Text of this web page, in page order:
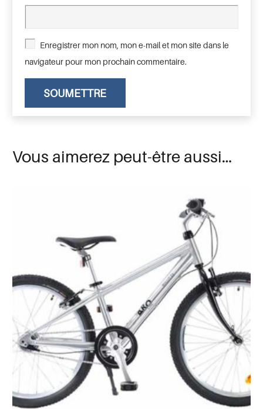
Enregistrer mon nom, mon e-mail et mon site dans le
navigateur pour mon prochain commentaire.
Vous aimerez peut-être aussi…